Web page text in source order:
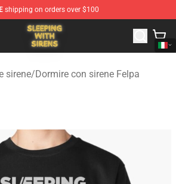
shipping on orders over $100
Store - Official Sleeping With
sirene/Dormire con sirene Felpa